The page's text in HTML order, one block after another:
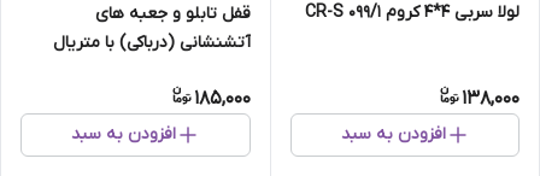
لولا سربی ۴*۴ کروم ۰۹۹/۱ CR-S
138,000
افزودن به سبد
قفل تابلو و جعبه های
آتشنشانی (درباکی) با متریال
185,000
افزودن به سبد